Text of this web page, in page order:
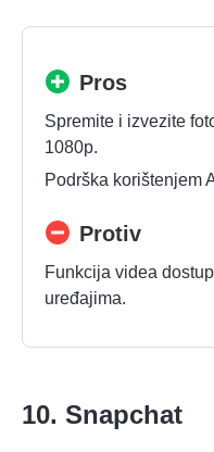
Pros
Spremite i izvezite
1080p.
Podrška korištenjem
Protiv
Funkcija videa
uređajima.
10. Snapchat